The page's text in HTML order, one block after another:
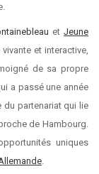
etJeune
et interactive,
de sa propre
a passé une année
du partenariat qui lie
de Hambourg.
uniques